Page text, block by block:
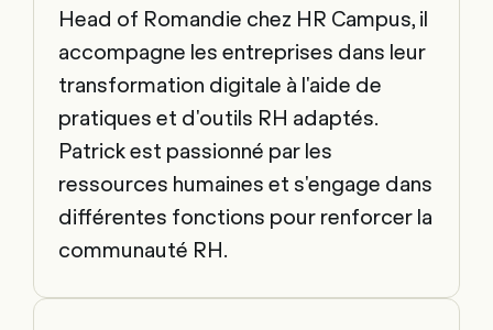
Head of Romandie chez HR Campus, il
accompagne les entreprises dans leur
transformation digitale à l'aide de
pratiques et d'outils RH adaptés.
Patrick est passionné par les
ressources humaines et s'engage dans
différentes fonctions pour renforcer la
communauté RH.